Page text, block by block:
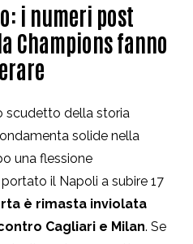
i numeri post
Champions fanno
scudetto della storia
solide nella
una flessione
il Napoli a subire 17
è rimasta inviolata
Cagliari e Milan. Se